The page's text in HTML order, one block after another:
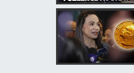
Türkiye'nin Gündemi
Yerel Gündem
Yerel Yaşam